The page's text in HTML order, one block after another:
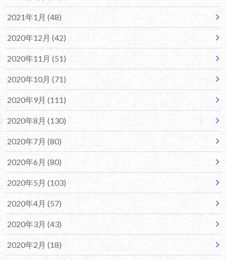
2021年1月 (48)
2020年12月 (42)
2020年11月 (51)
2020年10月 (71)
2020年9月 (111)
2020年8月 (130)
2020年7月 (80)
2020年6月 (80)
2020年5月 (103)
2020年4月 (57)
2020年3月 (43)
2020年2月 (18)